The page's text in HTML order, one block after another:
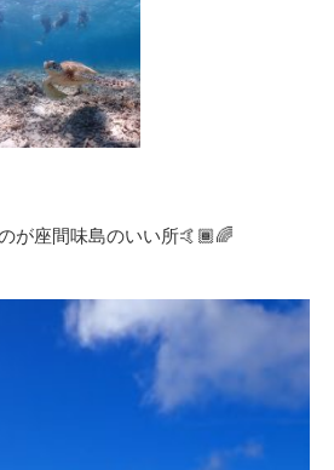
が座間味島のいい所🤙🏾🌈